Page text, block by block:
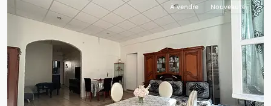
À vendre Nouveauté